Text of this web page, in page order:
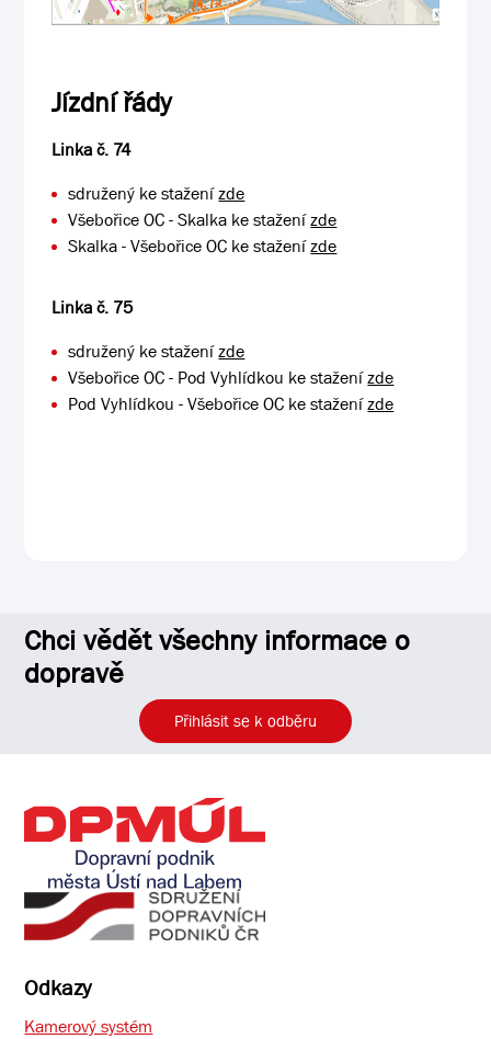
Jízdní řády
Linka č. 74
sdružený ke staženízde
Všebořice OC - Skalka ke staženízde
Skalka - Všebořice OC ke staženízde
Linka č. 75
sdružený ke staženízde
Všebořice OC - Pod Vyhlídkou ke staženízde
Pod Vyhlídkou - Všebořice OC ke staženízde
Chci vědět všechny informace o
dopravě
Přihlásit se k odběru
Odkazy
Kamerový systém